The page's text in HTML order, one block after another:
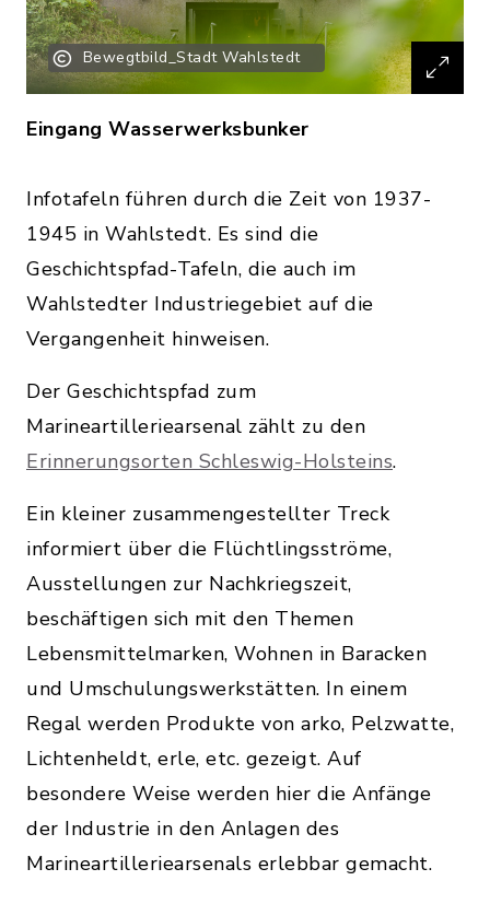
Bewegtbild_Stadt Wahlstedt
Eingang Wasserwerksbunker
Infotafeln führen durch die Zeit von 1937-
1945 in Wahlstedt. Es sind die
Geschichtspfad-Tafeln, die auch im
Wahlstedter Industriegebiet auf die
Vergangenheit hinweisen.
Der Geschichtspfad zum
Marineartilleriearsenal zählt zu den
Erinnerungsorten Schleswig-Holsteins.
Ein kleiner zusammengestellter Treck
informiert über die Flüchtlingsströme,
Ausstellungen zur Nachkriegszeit,
beschäftigen sich mit den Themen
Lebensmittelmarken, Wohnen in Baracken
und Umschulungswerkstätten. In einem
Regal werden Produkte von arko, Pelzwatte,
Lichtenheldt, erle, etc. gezeigt. Auf
besondere Weise werden hier die Anfänge
der Industrie in den Anlagen des
Marineartilleriearsenals erlebbar gemacht.